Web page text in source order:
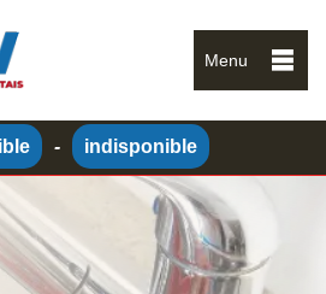
Menu
- indisponible